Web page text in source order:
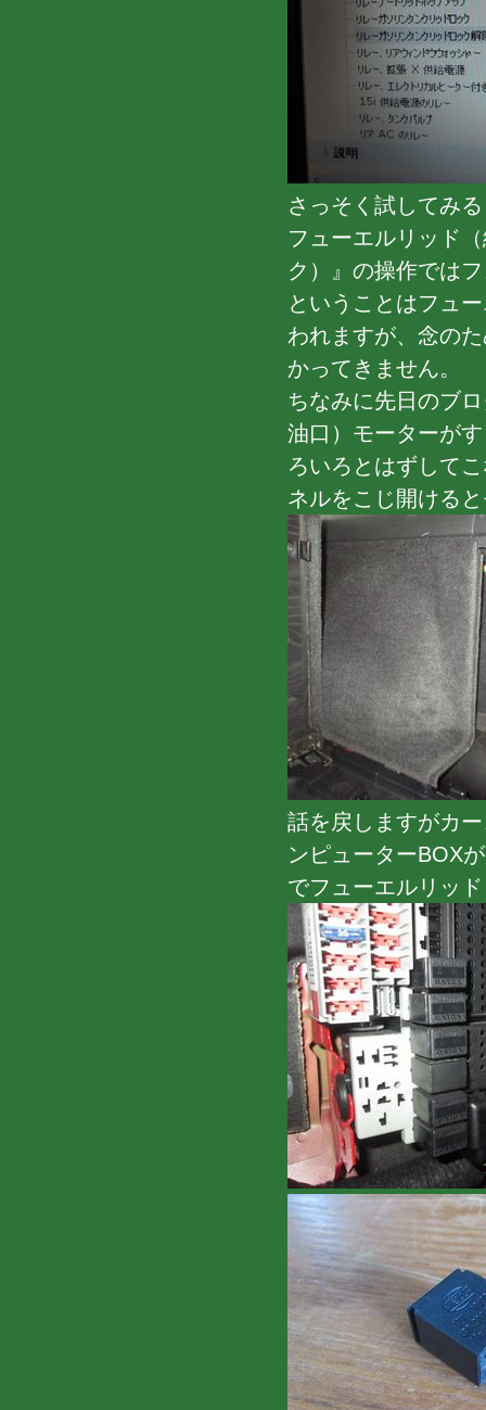
さっそく試してみ
フューエルリッド
ク）』の操作では
ということはフュ
われますが、念の
かってきません。
ちなみに先日のブ
油口）モーターが
ろいろとはずして
ネルをこじ開ける
話を戻しますがカ
ンピューターBOX
でフューエルリッ